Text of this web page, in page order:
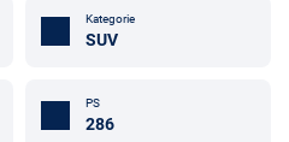
Kategorie
SUV
PS
286